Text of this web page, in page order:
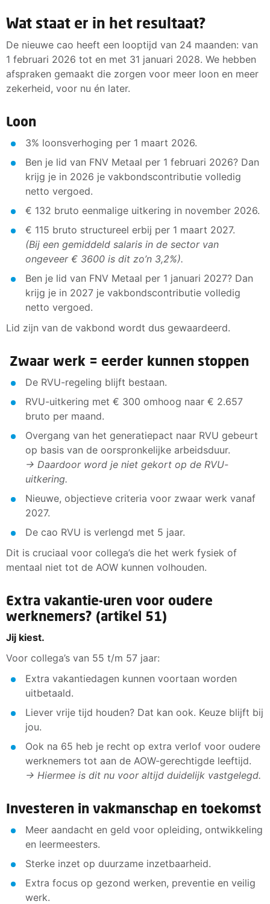
Wat staat er in het resultaat?
De nieuwe cao heeft een looptijd van 24 maanden: van
1 februari 2026 tot en met 31 januari 2028. We hebben
afspraken gemaakt die zorgen voor meer loon en meer
zekerheid, voor nu én later.
Loon
3% loonsverhoging per 1 maart 2026.
Ben je lid van FNV Metaal per 1 februari 2026? Dan
krijg je in 2026 je vakbondscontributie volledig
netto vergoed.
€ 132 bruto eenmalige uitkering in november 2026.
€ 115 bruto structureel erbij per 1 maart 2027.
(Bij een gemiddeld salaris in de sector van
ongeveer € 3600 is dit zo’n 3,2%).
Ben je lid van FNV Metaal per 1 januari 2027? Dan
krijg je in 2027 je vakbondscontributie volledig
netto vergoed.
Lid zijn van de vakbond wordt dus gewaardeerd.
Zwaar werk = eerder kunnen stoppen
De RVU-regeling blijft bestaan.
RVU-uitkering met € 300 omhoog naar € 2.657
bruto per maand.
Overgang van het generatiepact naar RVU gebeurt
op basis van de oorspronkelijke arbeidsduur.
→ Daardoor word je niet gekort op de RVU-
uitkering.
Nieuwe, objectieve criteria voor zwaar werk vanaf
2027.
De cao RVU is verlengd met 5 jaar.
Dit is cruciaal voor collega’s die het werk fysiek of
mentaal niet tot de AOW kunnen volhouden.
Extra vakantie-uren voor oudere
werknemers? (artikel 51)
Jij kiest.
Voor collega’s van 55 t/m 57 jaar:
Extra vakantiedagen kunnen voortaan worden
uitbetaald.
Liever vrije tijd houden? Dat kan ook. Keuze blijft bij
jou.
Ook na 65 heb je recht op extra verlof voor oudere
werknemers tot aan de AOW-gerechtigde leeftijd.
→ Hiermee is dit nu voor altijd duidelijk vastgelegd.
Investeren in vakmanschap en toekomst
Meer aandacht en geld voor opleiding, ontwikkeling
en leermeesters.
Sterke inzet op duurzame inzetbaarheid.
Extra focus op gezond werken, preventie en veilig
werk.